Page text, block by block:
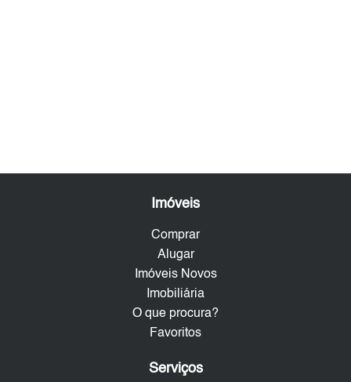
Imóveis
Comprar
Alugar
Imóveis Novos
Imobiliária
O que procura?
Favoritos
Serviços